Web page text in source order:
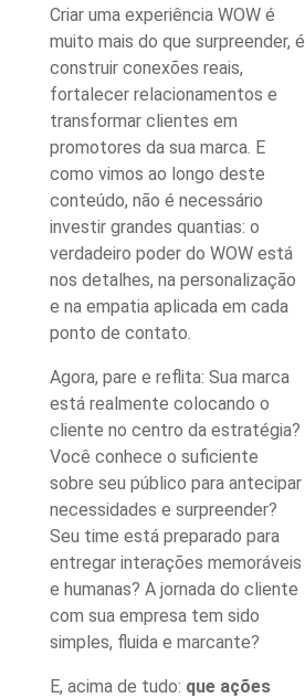
Criar uma experiência WOW é
muito mais do que surpreender, é
construir conexões reais,
fortalecer relacionamentos e
transformar clientes em
promotores da sua marca. E
como vimos ao longo deste
conteúdo, não é necessário
investir grandes quantias: o
verdadeiro poder do WOW está
nos detalhes, na personalização
e na empatia aplicada em cada
ponto de contato.
Agora, pare e reflita: Sua marca
está realmente colocando o
cliente no centro da estratégia?
Você conhece o suficiente
sobre seu público para antecipar
necessidades e surpreender?
Seu time está preparado para
entregar interações memoráveis
e humanas? A jornada do cliente
com sua empresa tem sido
simples, fluida e marcante?
E, acima de tudo: que ações